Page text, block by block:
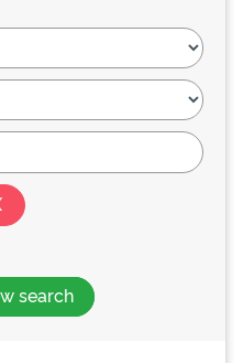
search